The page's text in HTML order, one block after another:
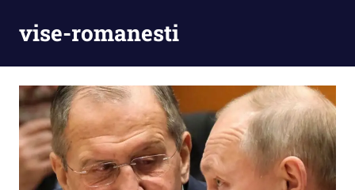
vise-romanesti